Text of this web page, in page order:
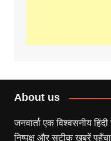
About us
जनवार्ता एक विश्वसनीय
निष्पक्ष और सटीक खबरें